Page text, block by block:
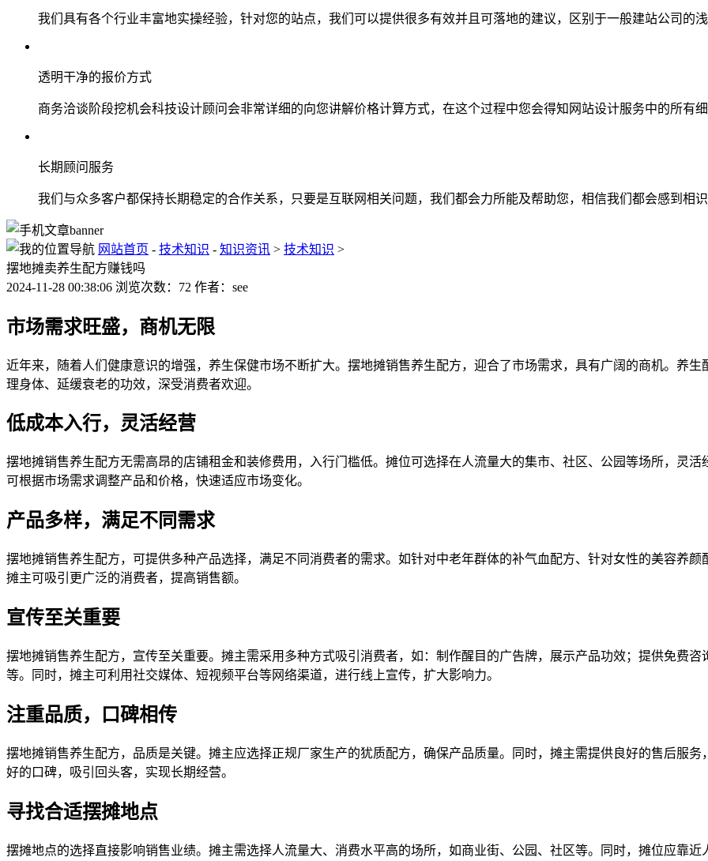
我们具有各个行业丰富地实操经验，针对您的站点，我们可以提供很多有效并且可落地的建议，区别于一般建站公司的
透明干净的报价方式
商务洽谈阶段挖机会科技设计顾问会非常详细的向您讲解价格计算方式，在这个过程中您会得知网站设计服务中的所有
长期顾问服务
我们与众多客户都保持长期稳定的合作关系，只要是互联网相关问题，我们都会力所能及帮助您，相信我们都会感到相
网站首页 - 技术知识 - 知识资讯 > 技术知识 >
摆地摊卖养生配方赚钱吗
2024-11-28 00:38:06 浏览次数：72 作者：see
市场需求旺盛，商机无限
近年来，随着人们健康意识的增强，养生保健市场不断扩大。摆地摊销售养生配方，迎合了市场需求，具有广阔的商机。养
理身体、延缓衰老的功效，深受消费者欢迎。
低成本入行，灵活经营
摆地摊销售养生配方无需高昂的店铺租金和装修费用，入行门槛低。摊位可选择在人流量大的集市、社区、公园等场所，灵
可根据市场需求调整产品和价格，快速适应市场变化。
产品多样，满足不同需求
摆地摊销售养生配方，可提供多种产品选择，满足不同消费者的需求。如针对中老年群体的补气血配方、针对女性的美容养
摊主可吸引更广泛的消费者，提高销售额。
宣传至关重要
摆地摊销售养生配方，宣传至关重要。摊主需采用多种方式吸引消费者，如：制作醒目的广告牌，展示产品功效；提供免费
等。同时，摊主可利用社交媒体、短视频平台等网络渠道，进行线上宣传，扩大影响力。
注重品质，口碑相传
摆地摊销售养生配方，品质是关键。摊主应选择正规厂家生产的犹质配方，确保产品质量。同时，摊主需提供良好的售后服
好的口碑，吸引回头客，实现长期经营。
寻找合适摆摊地点
摆摊地点的选择直接影响销售业绩。摊主需选择人流量大、消费水平高的场所，如商业街、公园、社区等。同时，摊位应靠